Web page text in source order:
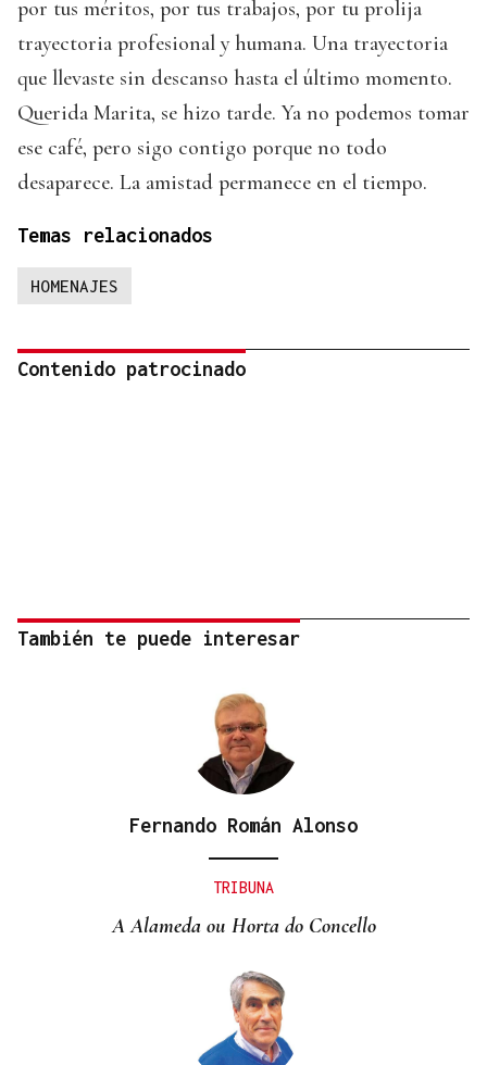
por tus méritos, por tus trabajos, por tu prolija
trayectoria profesional y humana. Una trayectoria
que llevaste sin descanso hasta el último momento.
Querida Marita, se hizo tarde. Ya no podemos tomar
ese café, pero sigo contigo porque no todo
desaparece. La amistad permanece en el tiempo.
Temas relacionados
HOMENAJES
Contenido patrocinado
También te puede interesar
Fernando Román Alonso
TRIBUNA
A Alameda ou Horta do Concello